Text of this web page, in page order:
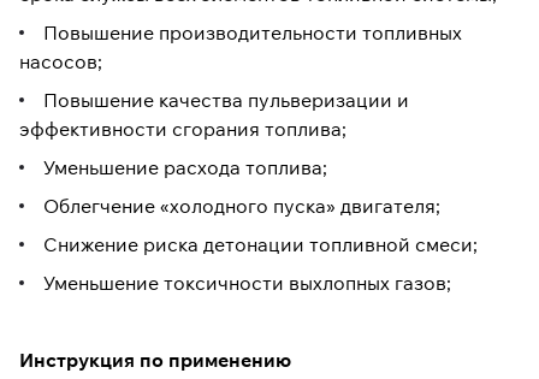
Повышение производительности топливных
насосов;
Повышение качества пульверизации и
эффективности сгорания топлива;
Уменьшение расхода топлива;
Облегчение «холодного пуска» двигателя;
Снижение риска детонации топливной смеси;
Уменьшение токсичности выхлопных газов;
Инструкция по применению